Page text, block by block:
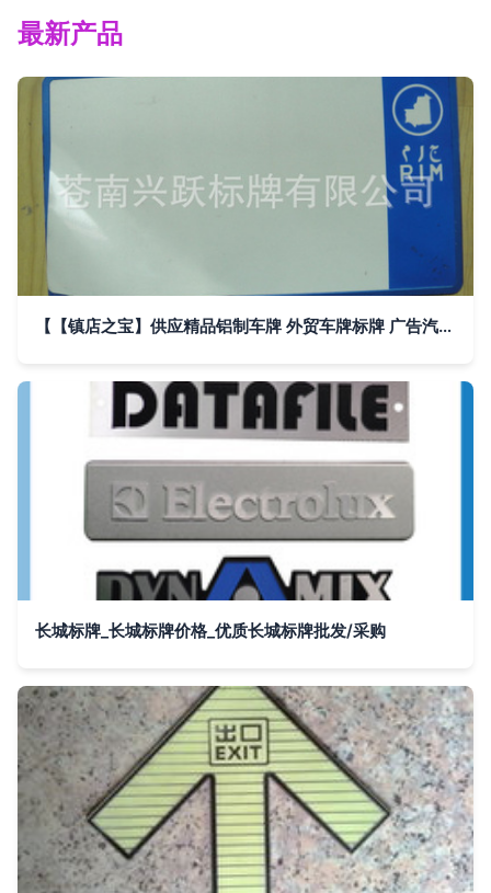
最新产品
【【镇店之宝】供应精品铝制车牌 外贸车牌标牌 广告汽车车牌】价格,厂家,图片,铭牌,苍南兴跃标牌-
长城标牌_长城标牌价格_优质长城标牌批发/采购